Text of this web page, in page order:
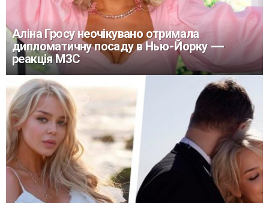
Аліна Гросу неочікувано отримала
дипломатичну посаду в Нью-Йорку —
реакція МЗС